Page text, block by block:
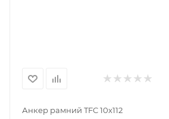
Анкер рамний TFC ​​10х112